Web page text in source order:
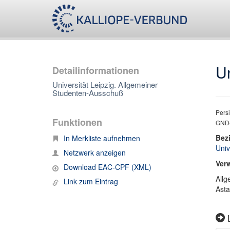
Detailinformationen
Universität Leipzig. Allgemeiner
Studenten-Ausschuß
Funktionen
In Merkliste aufnehmen
Netzwerk anzeigen
Download EAC-CPF (XML)
Link zum Eintrag
Asta